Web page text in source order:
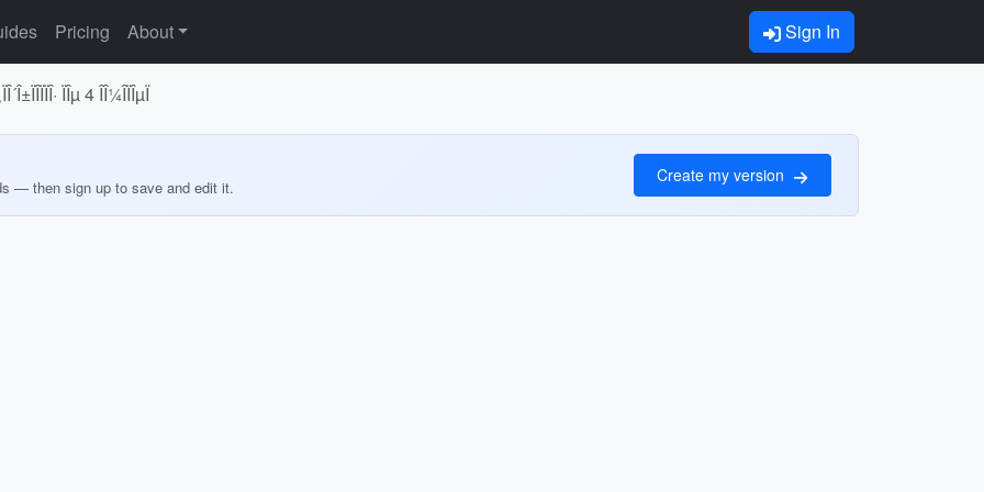
Pricing About Sign In
ÏÎµ 4 ÎÎ¼Î­ÏÎµÏ
— then sign up to save and edit it.
Create my version